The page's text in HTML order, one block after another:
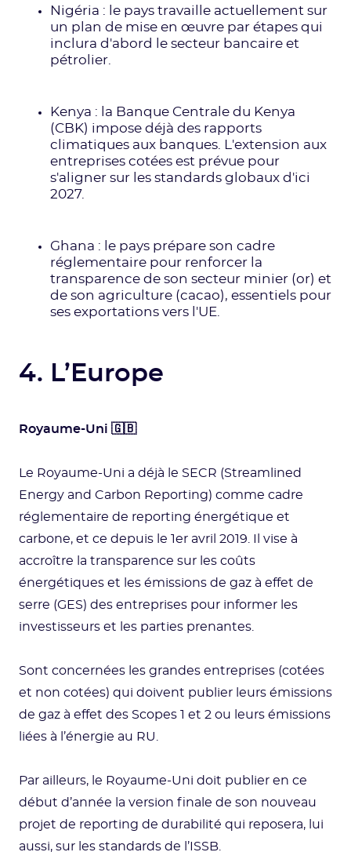
Nigéria : le pays travaille actuellement sur
un plan de mise en œuvre par étapes qui
inclura d'abord le secteur bancaire et
pétrolier.
Kenya : la Banque Centrale du Kenya
(CBK) impose déjà des rapports
climatiques aux banques. L'extension aux
entreprises cotées est prévue pour
s'aligner sur les standards globaux d'ici
2027.
Ghana : le pays prépare son cadre
réglementaire pour renforcer la
transparence de son secteur minier (or) et
de son agriculture (cacao), essentiels pour
ses exportations vers l'UE.
4. L’Europe
Royaume-Uni 🇬🇧
Le Royaume-Uni a déjà le SECR (Streamlined
Energy and Carbon Reporting) comme cadre
réglementaire de reporting énergétique et
carbone, et ce depuis le 1er avril 2019. Il vise à
accroître la transparence sur les coûts
énergétiques et les émissions de gaz à effet de
serre (GES) des entreprises pour informer les
investisseurs et les parties prenantes.
Sont concernées les grandes entreprises (cotées
et non cotées) qui doivent publier leurs émissions
de gaz à effet des Scopes 1 et 2 ou leurs émissions
liées à l’énergie au RU.
Par ailleurs, le Royaume-Uni doit publier en ce
début d’année la version finale de son nouveau
projet de reporting de durabilité qui reposera, lui
aussi, sur les standards de l’ISSB.